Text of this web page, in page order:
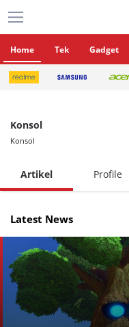
Home Tek Gadget
Konsol
Konsol
Artikel Profile
Latest News